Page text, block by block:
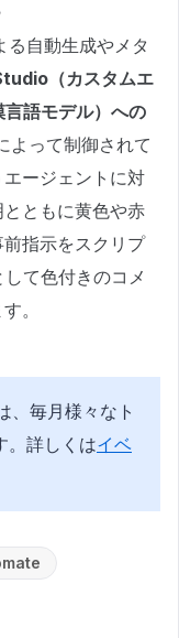
自動生成やメタ
（カスタムエ
語モデル）への
よって制御されて
ージェントに対
ともに黄色や赤
指示をスクリプ
て色付きのコメ
。
、毎月様々なト
。詳しくはイベ